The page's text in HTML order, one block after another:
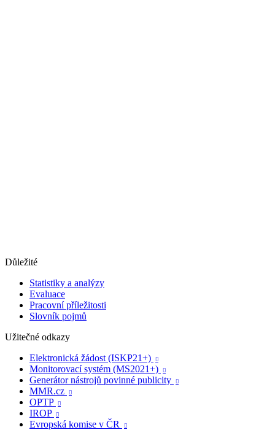
Důležité
Statistiky a analýzy
Evaluace
Pracovní příležitosti
Slovník pojmů
Užitečné odkazy
Elektronická žádost (ISKP21+)

Monitorovací systém (MS2021+) 
Generátor nástrojů povinné publicity 
MMR.cz 
OPTP 
IROP 
Evropská komise v ČR 